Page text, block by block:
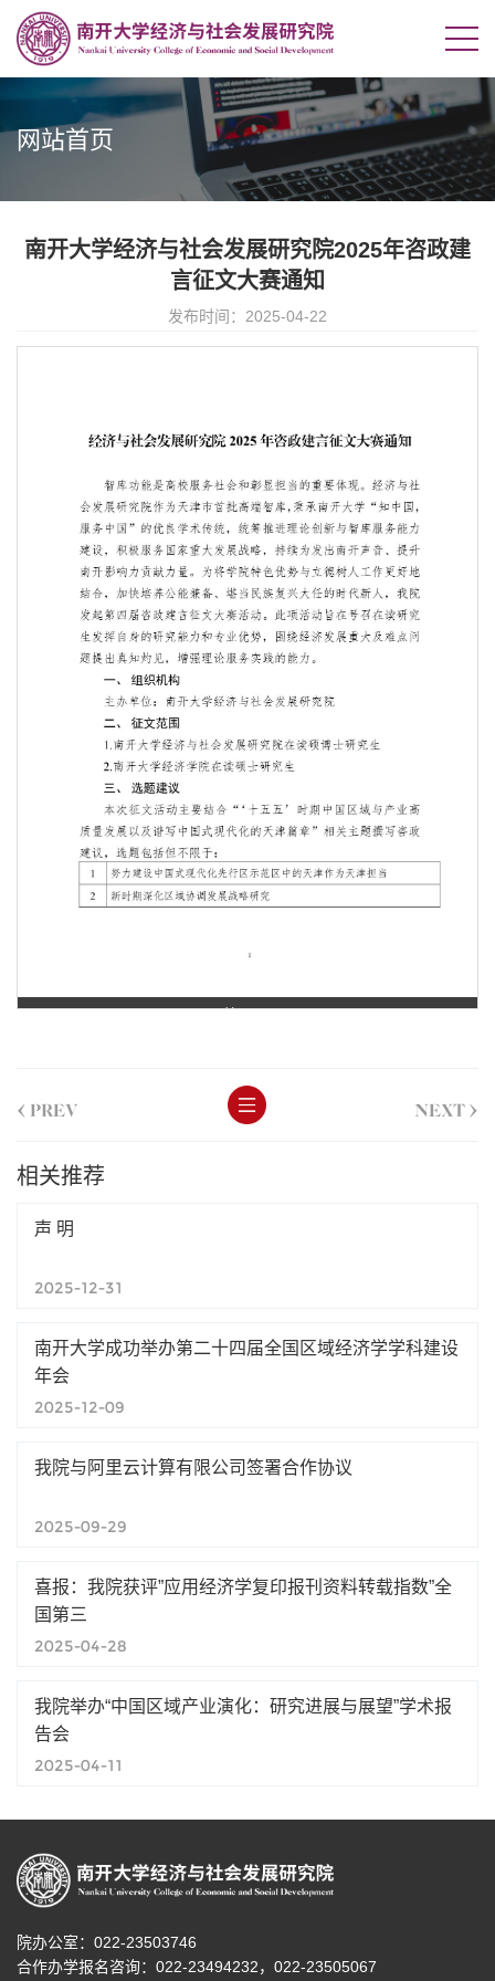
网站首页
南开大学经济与社会发展研究院2025年咨政建
言征文大赛通知
发布时间：2025-04-22
第 1 页
第 2 页
< PREV NEXT >
相关推荐
声 明
2025-12-31
南开大学成功举办第二十四届全国区域经济学学科建设
年会
2025-12-09
我院与阿里云计算有限公司签署合作协议
2025-09-29
喜报：我院获评”应用经济学复印报刊资料转载指数”全
国第三
2025-04-28
我院举办“中国区域产业演化：研究进展与展望”学术报
告会
2025-04-11
院办公室：022-23503746
合作办学报名咨询： 022-23494232， 022-23505067